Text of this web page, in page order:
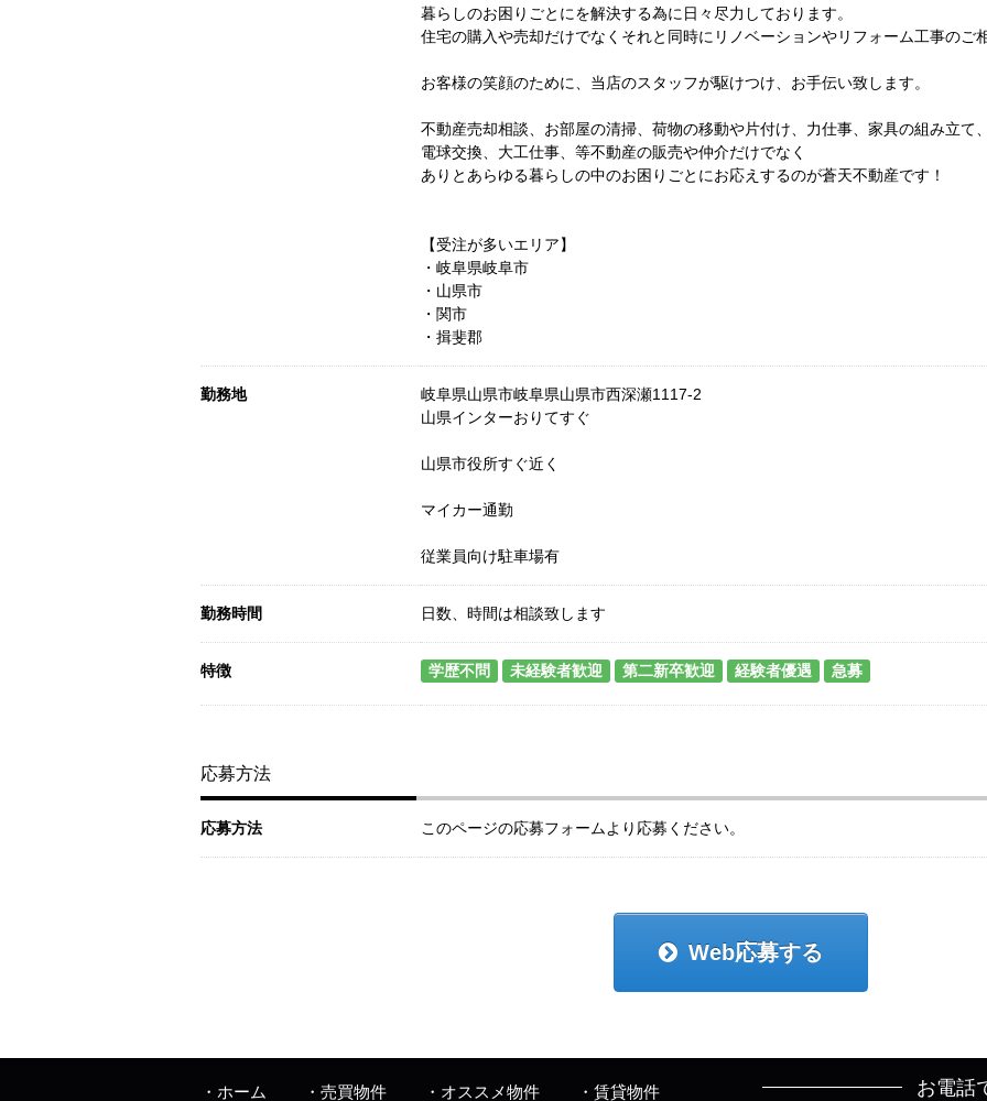
暮らしのお困りごとにを解決する為に日々尽力しております。
住宅の購入や売却だけでなくそれと同時にリノベーションやリフォーム工事のご
お客様の笑顔のために、当店のスタッフが駆けつけ、お手伝い致します。
不動産売却相談、お部屋の清掃、荷物の移動や片付け、力仕事、家具の組み立て
電球交換、大工仕事、等不動産の販売や仲介だけでなく
ありとあらゆる暮らしの中のお困りごとにお応えするのが蒼天不動産です！
【受注が多いエリア】
・岐阜県岐阜市
・山県市
・関市
・揖斐郡
勤務地
岐阜県山県市岐阜県山県市西深瀬1117-2
山県インターおりてすぐ
山県市役所すぐ近く
マイカー通勤
従業員向け駐車場有
勤務時間 日数、時間は相談致します
特徴 学歴不問 未経験者歓迎 第二新卒歓迎 経験者優遇 急募
応募方法
応募方法 このページの応募フォームより応募ください。
Web応募する
ホーム 売買物件 オススメ物件 賃貸物件 お電話